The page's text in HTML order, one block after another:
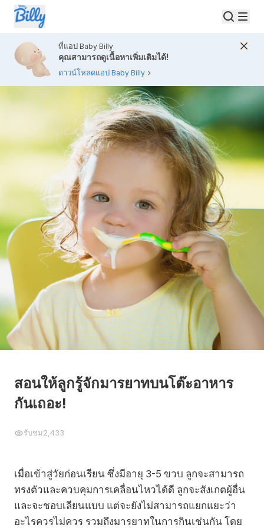
ที่แอป Baby Billy
คุณสามารถดูเนื้อหาเพิ่มเติมได้!
ดาวน์โหลดแอป Baby Billy
สอนให้ลูกรู้จักมารยาทบนโต๊ะอาหาร
กันเถอะ!
รับชม2,433
เมื่อเข้าสู่วัยก่อนเรียน ซึ่งมีอายุ 3-5 ขวบ ลูกจะสามารถ
ทรงตัวและควบคุมการเคลื่อนไหวได้ดี ลูกจะสังเกตผู้อื่น
และจะชอบเลียนแบบ แต่จะยังไม่สามารถแยกแยะว่า
อะไรควรไม่ควร รวมถึงมารยาทในการกินเช่นกัน โดย